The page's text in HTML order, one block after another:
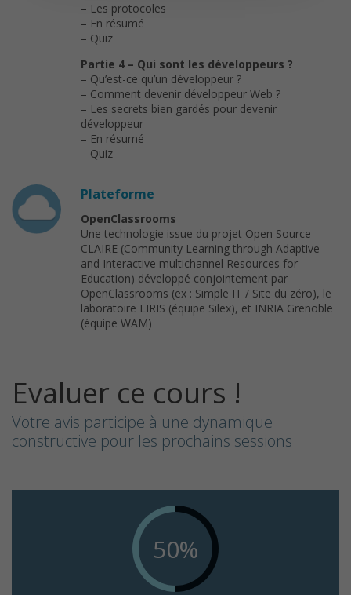
– Les protocoles
– En résumé
– Quiz
Partie 4 – Qui sont les développeurs ?
– Qu’est-ce qu’un développeur ?
– Comment devenir développeur Web ?
– Les secrets bien gardés pour devenir
développeur
– En résumé
– Quiz
Plateforme
OpenClassrooms
Une technologie issue du projet Open Source
CLAIRE (Community Learning through Adaptive
and Interactive multichannel Resources for
Education) développé conjointement par
OpenClassrooms (ex : Simple IT / Site du zéro), le
laboratoire LIRIS (équipe Silex), et INRIA Grenoble
(équipe WAM)
Evaluer ce cours !
Votre avis participe à une dynamique
constructive pour les prochains sessions
50%